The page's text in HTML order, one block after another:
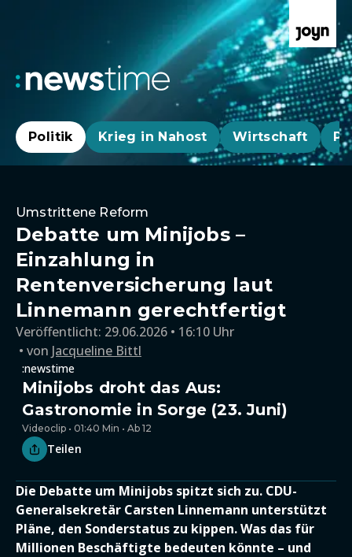
Politik Krieg in Nahost Wirtschaft
Umstrittene Reform
Debatte um Minijobs –
Einzahlung in
Rentenversicherung laut
Linnemann gerechtfertigt
Veröffentlicht: 29.06.2026 • 16:10 Uhr
von Jacqueline Bittl
:newstime
Minijobs droht das Aus:
Gastronomie in Sorge (23. Juni)
Videoclip • 01:40 Min • Ab 12
Teilen
Die Debatte um Minijobs spitzt sich zu. CDU-
Generalsekretär Carsten Linnemann unterstützt
Pläne, den Sonderstatus zu kippen. Was das für
Millionen Beschäftigte bedeuten könnte – und